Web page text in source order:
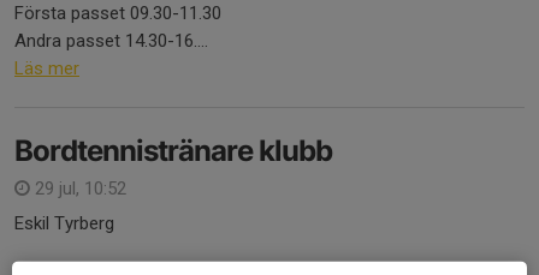
Första passet 09.30-11.30
Andra passet 14.30-16....
Läs mer
Bordtennistränare klubb
29 jul, 10:52
Eskil Tyrberg